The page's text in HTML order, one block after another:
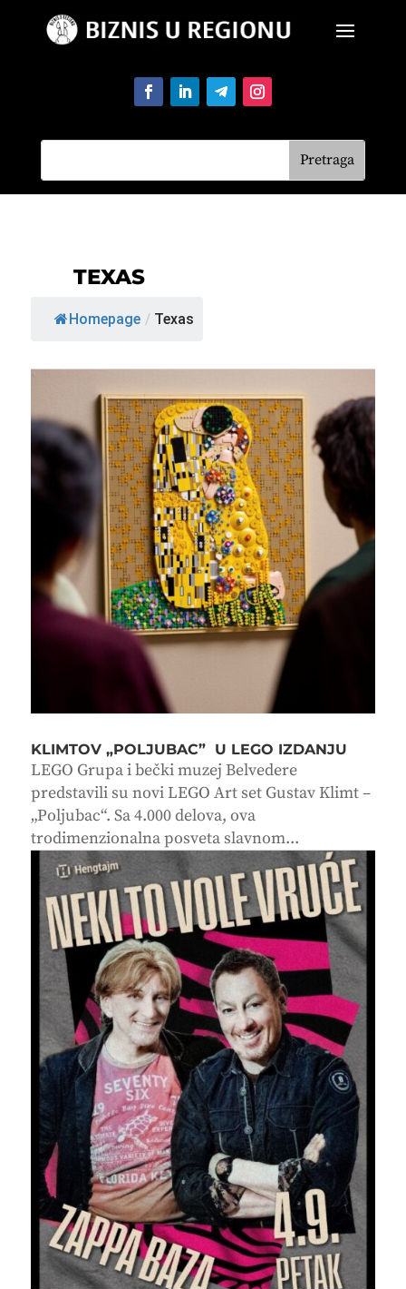
TEXAS
Homepage / Texas
KLIMTOV „POLJUBAC” U LEGO IZDANJU
LEGO Grupa i bečki muzej Belvedere
predstavili su novi LEGO Art set Gustav Klimt –
„Poljubac“. Sa 4.000 delova, ova
trodimenzionalna posveta slavnom...